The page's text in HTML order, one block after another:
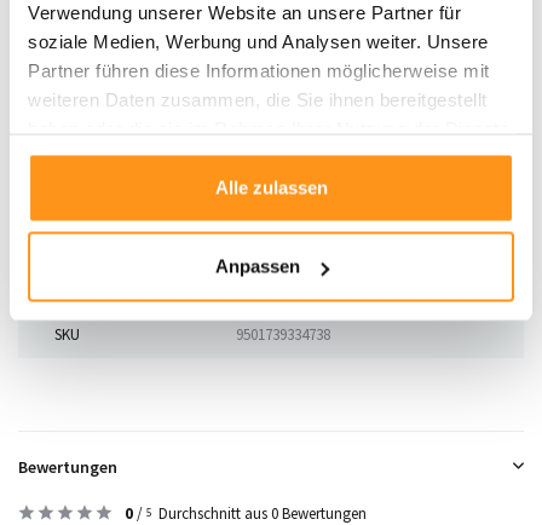
Verwendung unserer Website an unsere Partner für
soziale Medien, Werbung und Analysen weiter. Unsere
Partner führen diese Informationen möglicherweise mit
weiteren Daten zusammen, die Sie ihnen bereitgestellt
gesammelt haben.
Alle zulassen
Anpassen
Villeroy & BochkombiniertLeidenschaftmitDesignkompetenzund
innovationskraftund bietet eine breite Palette an Produkten, die alles
bieten, was benötigt wird, um ein Haus in ein Zuhause zu verwandeln. Vom
sich das Unternehmen stets durch seine Hingabe anQualitätundÄsthetik
SKU 9501739334738
Bewertungen
0/ 5 Durchschnitt aus 0 Bewertungen